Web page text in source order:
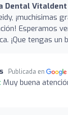
Dental Vitaldent
¡muchísimas
Esperamos
¡Que tengas un
Publicada en
Muy buena